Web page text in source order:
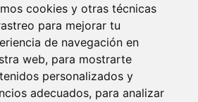
cookies y otras técnicas
para mejorar tu
de navegación en
web, para mostrarte
personalizados y
adecuados, para analizar
cookies preferences
© 2025 desayuna.es